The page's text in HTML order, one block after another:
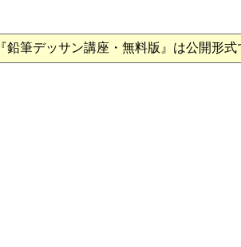
『鉛筆デッサン講座・無料版』は公開形